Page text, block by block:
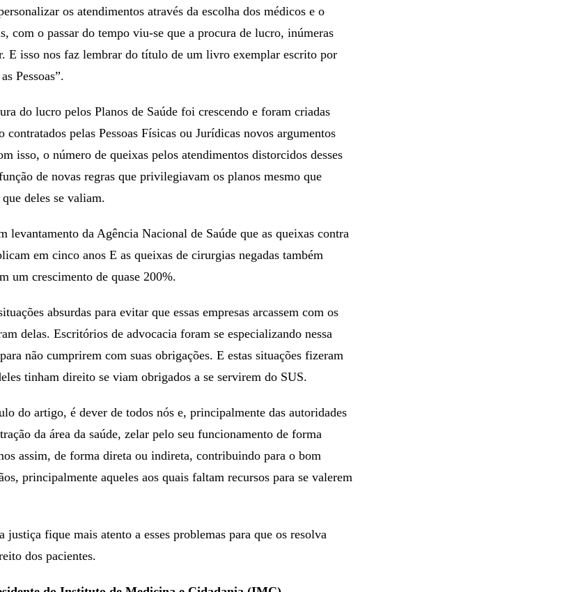
os atendimentos através da escolha dos médicos e o
com o passar do tempo viu-se que a procura de lucro, inúmeras
E isso nos faz lembrar do título de um livro exemplar escrito por
Pessoas”.
do lucro pelos Planos de Saúde foi crescendo e foram criadas
contratados pelas Pessoas Físicas ou Jurídicas novos argumentos
isso, o número de queixas pelos atendimentos distorcidos desses
de novas regras que privilegiavam os planos mesmo que
deles se valiam.
levantamento da Agência Nacional de Saúde que as queixas contra
em cinco anos E as queixas de cirurgias negadas também
um crescimento de quase 200%.
absurdas para evitar que essas empresas arcassem com os
delas. Escritórios de advocacia foram se especializando nessa
não cumprirem com suas obrigações. E estas situações fizeram
tinham direito se viam obrigados a se servirem do SUS.
do artigo, é dever de todos nós e, principalmente das autoridades
da área da saúde, zelar pelo seu funcionamento de forma
assim, de forma direta ou indireta, contribuindo para o bom
principalmente aqueles aos quais faltam recursos para se valerem
justiça fique mais atento a esses problemas para que os resolva
dos pacientes.